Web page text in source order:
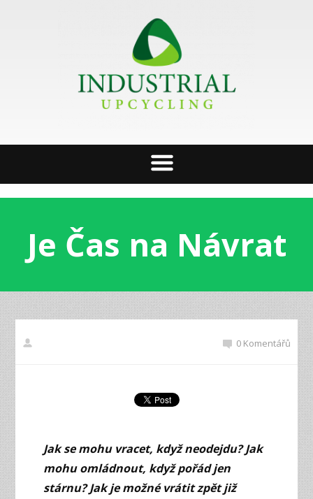
Je Čas na Návrat
0 Komentářů
Jak se mohu vracet, když neodejdu? Jak
mohu omládnout, když pořád jen
stárnu? Jak je možné vrátit zpět již